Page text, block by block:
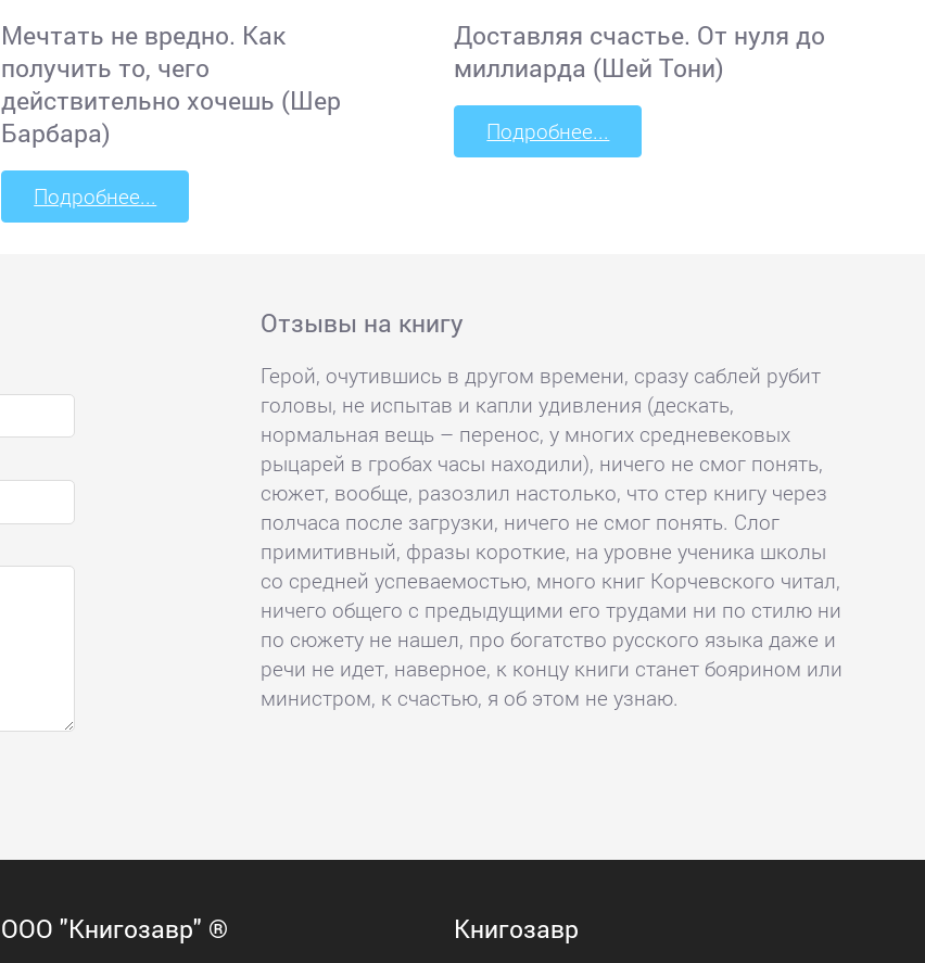
Мечтать не вредно. Как
получить то, чего
действительно хочешь (Шер
Барбара)
Подробнее...
Доставляя счастье. От нуля до
миллиарда (Шей Тони)
Подробнее...
Отзывы на книгу
Герой, очутившись в другом времени, сразу саблей рубит
головы, не испытав и капли удивления (дескать,
нормальная вещь – перенос, у многих средневековых
рыцарей в гробах часы находили), ничего не смог понять,
сюжет, вообще, разозлил настолько, что стер книгу через
полчаса после загрузки, ничего не смог понять. Слог
примитивный, фразы короткие, на уровне ученика школы
со средней успеваемостью, много книг Корчевского читал,
ничего общего с предыдущими его трудами ни по стилю ни
по сюжету не нашел, про богатство русского языка даже и
речи не идет, наверное, к концу книги станет боярином или
министром, к счастью, я об этом не узнаю.
ООО "Книгозавр" ® Книгозавр